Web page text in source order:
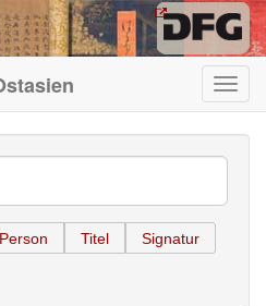
Titel Signatur